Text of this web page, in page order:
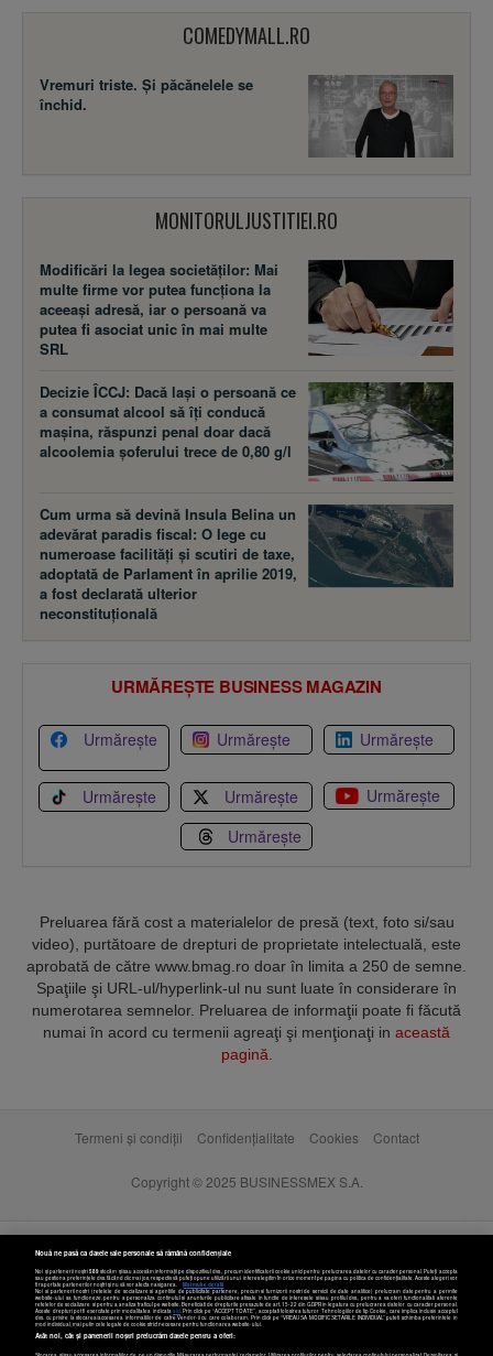
COMEDYMALL.RO
Vremuri triste. Şi păcănelele se
închid.
MONITORULJUSTITIEI.RO
Modificări la legea societăţilor: Mai
multe firme vor putea funcţiona la
aceeaşi adresă, iar o persoană va
putea fi asociat unic în mai multe
SRL
Decizie ÎCCJ: Dacă laşi o persoană ce
a consumat alcool să îţi conducă
maşina, răspunzi penal doar dacă
alcoolemia şoferului trece de 0,80 g/l
Cum urma să devină Insula Belina un
adevărat paradis fiscal: O lege cu
numeroase facilităţi şi scutiri de taxe,
adoptată de Parlament în aprilie 2019,
a fost declarată ulterior
neconstituţională
URMĂREȘTE BUSINESS MAGAZIN
Urmărește Urmărește Urmărește
Urmărește Urmărește
Urmărește
Urmărește
Preluarea fără cost a materialelor de presă (text, foto si/sau
video), purtătoare de drepturi de proprietate intelectuală, este
aprobată de către www.bmag.ro doar în limita a 250 de semne.
Spaţiile şi URL-ul/hyperlink-ul nu sunt luate în considerare în
numerotarea semnelor. Preluarea de informaţii poate fi făcută
numai în acord cu termenii agreaţi şi menţionaţi in această
pagină
Termeni și condiții Confidențialitate Cookies Contact
Copyright © 2025 BUSINESSMEX S.A.
Nouă ne pasă ca datele tale personale să rămână confidențiale
Noi și partenerii noștri589stocăm și/sau accesăm informații pe dispozitivul dvs., precum identificatorii cookie unici pentru prelucrarea datelor cu caracter personal. Puteți accepta
sau gestiona preferințele dvs. făcând clic mai jos, respectiv vă puteți opune utilizării unui interes legitim în orice moment pe pagina cu politica de confidențialitate. Aceste alegeri vor
fi raportate partenerilor noștri și nu vă vor afecta navigarea.
Mai multe detalii
Noi si partenerii nostri (retelele de socializare si agentiile de publicitate partenere, precum si furnizorii nostri de servicii de date analitice) prelucram date pentru a permite
website-ului sa functioneze, pentru a personaliza continutul si anunturile publicitare afisate in functie de interesele si/sau profilul dvs., pentru a va oferi functionalitati aferente
retelelor de socializare si pentru a analiza traficul pe website. Beneficiati de drepturile prevazute de art. 15-22 din GDPR in legatura cu prelucrarea datelor cu caracter personal.
Aceste drepturi pot fi exercitate prin modalitatea indicataaici. Prin click pe “ACCEPT TOATE”, acceptati folosirea tuturor Tehnologiilor de tip Cookie, care implica inclusiv acceptul
dvs. cu privire la stocarea/accesarea informatiilor de catre Vendor-ii cu care colaboram. Prin click pe “VREAU SA MODIFIC SETARILE INDIVIDUAL” puteti schimba preferintele in
mod individual, mai putin cele legate de cookie strict necesare pentru functionarea website-ului.
Atât noi, cât și partenerii noștri prelucrăm datele pentru a oferi: